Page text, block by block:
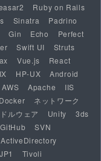
Ruby on Rails
Sinatra
Padrino
Gin Echo
Perfect
Swift UI
Struts
Vue.js
React
HP-UX
Android
AWS Apache
IIS
Docker
ネットワーク
ルウェア Unity
3ds
GitHub
SVN
ActiveDirectory
JP1
Tivoli